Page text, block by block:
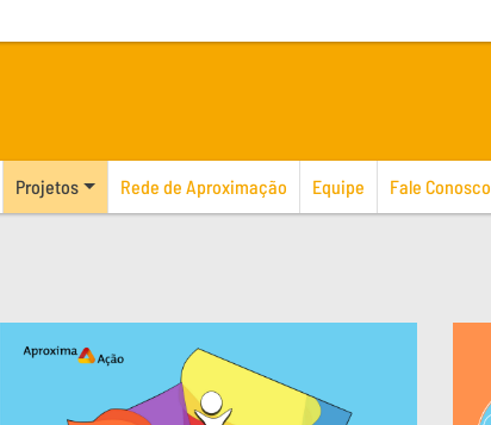
Projetos Rede de Aproximação Equipe Fale Conosco